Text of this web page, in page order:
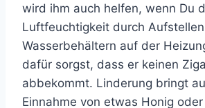
wird ihm auch helfen, wenn Du
Luftfeuchtigkeit durch
Wasserbehältern auf der
dafür sorgst, dass er keinen
abbekommt. Linderung bringt
Einnahme von etwas Honig